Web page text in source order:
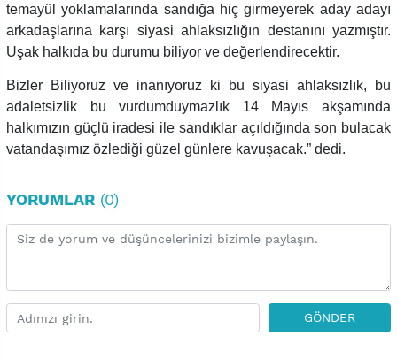
temayül yoklamalarında sandığa hiç girmeyerek aday adayı
arkadaşlarına karşı siyasi ahlaksızlığın destanını yazmıştır.
Uşak halkıda bu durumu biliyor ve değerlendirecektir.
Bizler Biliyoruz ve inanıyoruz ki bu siyasi ahlaksızlık, bu
adaletsizlik bu vurdumduymazlık 14 Mayıs akşamında
halkımızın güçlü iradesi ile sandıklar açıldığında son bulacak
vatandaşımız özlediği güzel günlere kavuşacak.” dedi.
YORUMLAR (0)
GÖNDER